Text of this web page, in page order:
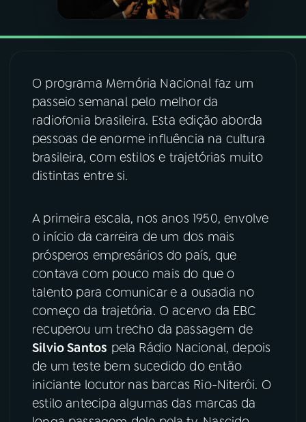
07ÚLTIMAS
08FESTIVAL DE MÚSICA
YouTube Facebook
Instagram X
O programa Memória Nacional faz um
passeio semanal pelo melhor da
radiofonia brasileira. Esta edição aborda
pessoas de enorme influência na cultura
brasileira, com estilos e trajetórias muito
distintas entre si.
A primeira escala, nos anos 1950, envolve
o início da carreira de um dos mais
prósperos empresários do país, que
contava com pouco mais do que o
talento para comunicar e a ousadia no
começo da trajetória. O acervo da EBC
recuperou um trecho da passagem de
Silvio Santos pela Rádio Nacional, depois
de um teste bem sucedido do então
iniciante locutor nas barcas Rio-Niterói. O
estilo antecipa algumas das marcas da